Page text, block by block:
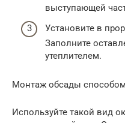
выступающей
Установите в
Заполните
утеплителем.
Монтаж обсады
Используйте такой вид